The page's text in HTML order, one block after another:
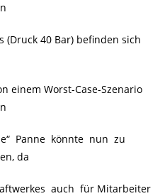
(Druck 40 Bar) befinden sich
einem Worst-Case-Szenario
Panne könnte nun zu
da
auch für Mitarbeiter